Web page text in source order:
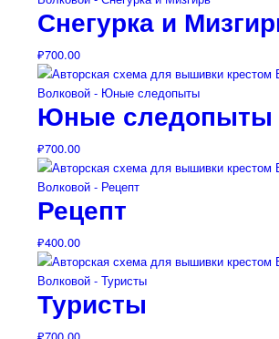
Снегурка и
₽700.00
Юные следопыты
₽700.00
Рецепт
₽400.00
Туристы